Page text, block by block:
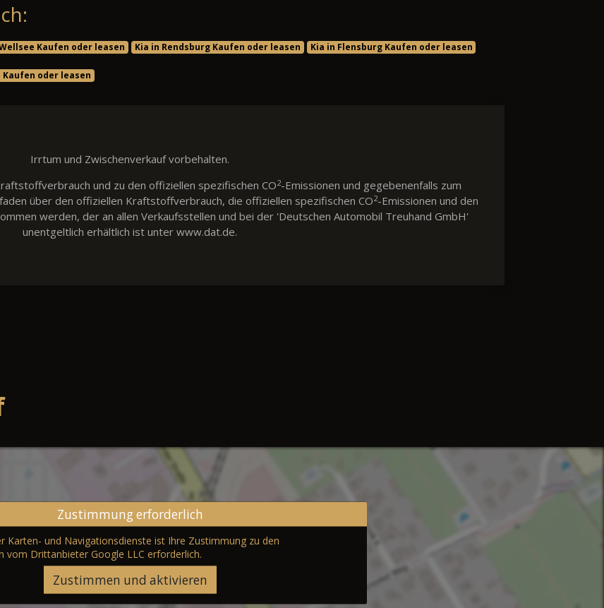
Kaufen oder leasen Kia in Rendsburg Kaufen oder leasen Kia in Flensburg Kaufen oder leasen
oder leasen
Irrtum und Zwischenverkauf vorbehalten.
und zu den offiziellen spezifischen CO2-Emissionen und gegebenenfalls zum
über den offiziellen Kraftstoffverbrauch, die offiziellen spezifischen CO2-Emissionen und den
werden, der an allen Verkaufsstellen und bei der 'Deutschen Automobil Treuhand GmbH'
unentgeltlich erhältlich ist unter www.dat.de.
Zustimmung erforderlich
Karten- und Navigationsdienste ist Ihre Zustimmung zu den
vom Drittanbieter Google LLC erforderlich.
Zustimmen und aktivieren